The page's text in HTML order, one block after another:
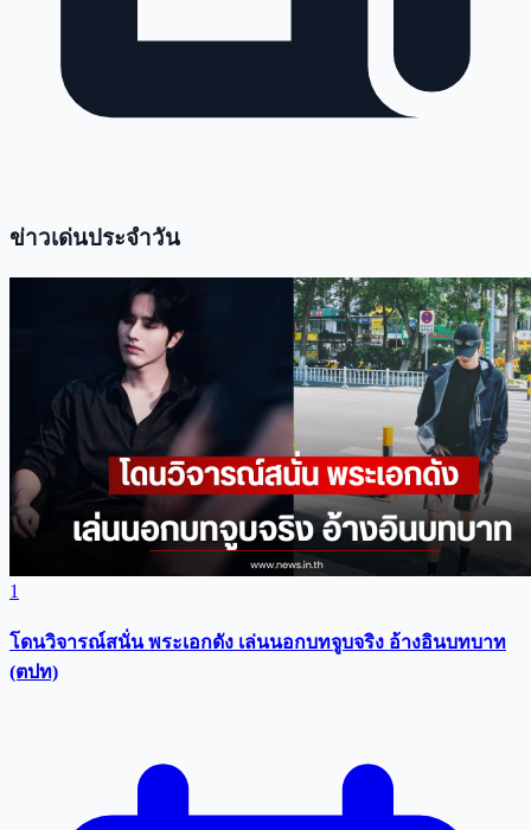
ข่าวเด่นประจำวัน
1
โดนวิจารณ์สนั่น พระเอกดัง เล่นนอกบทจูบจริง อ้างอินบทบาท
(ตปท)